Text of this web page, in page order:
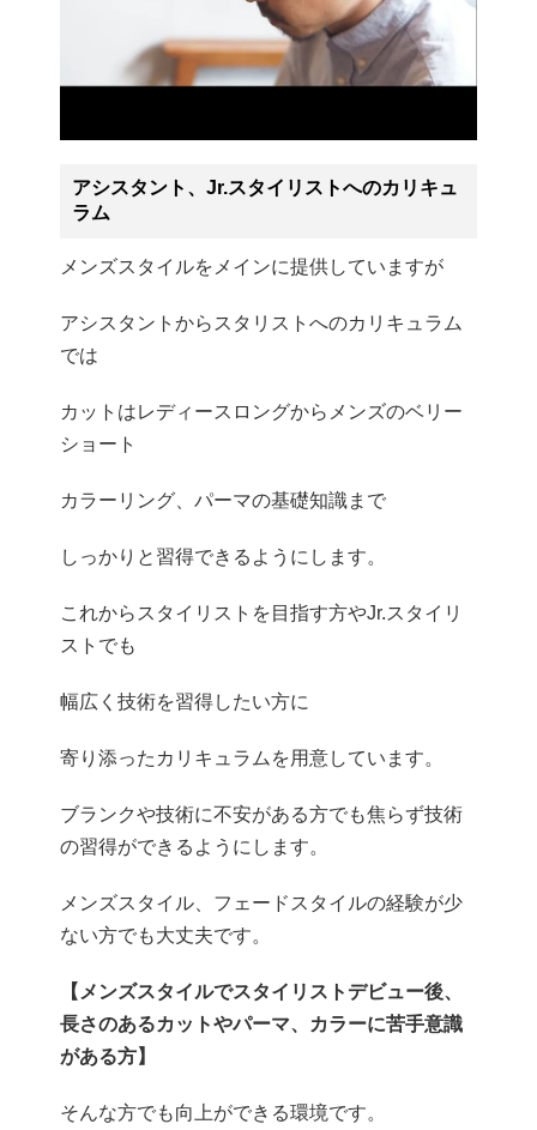
アシスタント、Jr.スタイリストへのカリキュ
ラム
メンズスタイルをメインに提供していますが
アシスタントからスタリストへのカリキュラム
では
カットはレディースロングからメンズのベリー
ショート
カラーリング、パーマの基礎知識まで
しっかりと習得できるようにします。
これからスタイリストを目指す方やJr.スタイリ
ストでも
幅広く技術を習得したい方に
寄り添ったカリキュラムを用意しています。
ブランクや技術に不安がある方でも焦らず技術
の習得ができるようにします。
メンズスタイル、フェードスタイルの経験が少
ない方でも大丈夫です。
【メンズスタイルでスタイリストデビュー後、
長さのあるカットやパーマ、カラーに苦手意識
がある方】
そんな方でも向上ができる環境です。